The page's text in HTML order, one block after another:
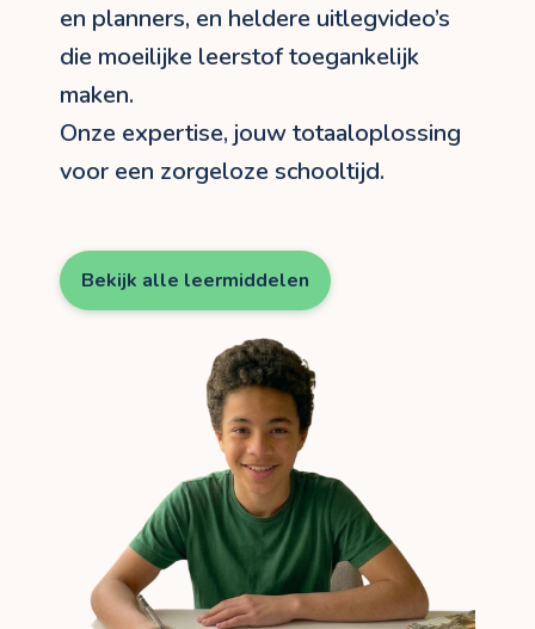
en planners, en heldere uitlegvideo’s
die moeilijke leerstof toegankelijk
maken.
Onze expertise, jouw totaaloplossing
voor een zorgeloze schooltijd.
Bekijk alle leermiddelen